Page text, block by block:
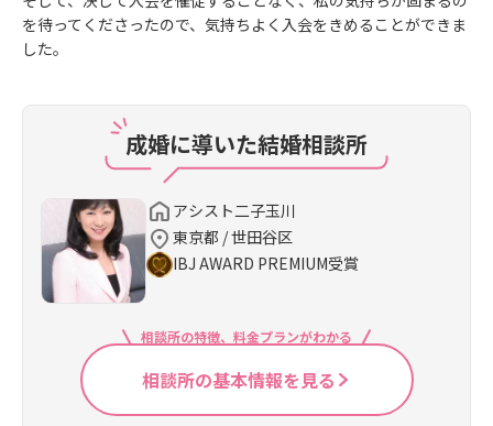
を待ってくださったので、気持ちよく入会をきめることができま
した。
成婚に導いた結婚相談所
アシスト二子玉川
東京都 / 世田谷区
IBJ AWARD PREMIUM受賞
相談所の特徴、料金プランがわかる
相談所の基本情報を見る